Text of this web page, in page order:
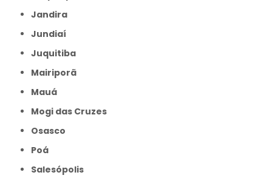
Jandira
Jundiaí
Juquitiba
Mairiporã
Mauá
Mogi das Cruzes
Osasco
Poá
Salesópolis